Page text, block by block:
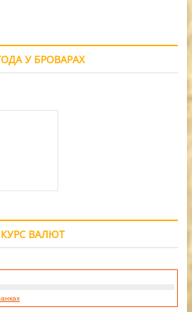
У БРОВАРАХ
КУРС ВАЛЮТ